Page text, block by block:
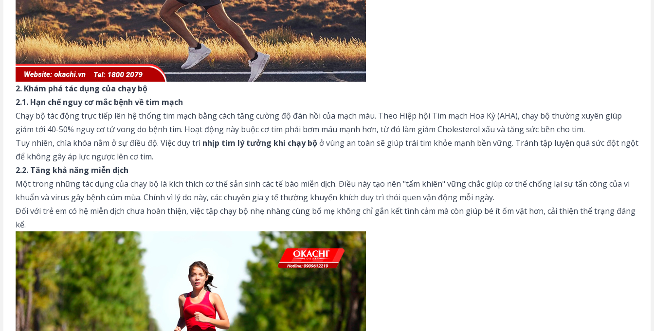
2. Khám phá tác dụng của chạy bộ
2.1. Hạn chế nguy cơ mắc bệnh về tim mạch
Chạy bộ tác động trực tiếp lên hệ thống tim mạch bằng cách tăng cường độ đàn hồi của mạch máu. Theo Hiệp hội Tim mạch Hoa Kỳ (AHA), chạy bộ thường xuyên giúp
giảm tới 40-50% nguy cơ tử vong do bệnh tim. Hoạt động này buộc cơ tim phải bơm máu mạnh hơn, từ đó làm giảm Cholesterol xấu và tăng sức bền cho tim.
Tuy nhiên, chìa khóa nằm ở sự điều độ. Việc duy trì nhịp tim lý tưởng khi chạy bộ ở vùng an toàn sẽ giúp trái tim khỏe mạnh bền vững. Tránh tập luyện quá sức đột ngột
để không gây áp lực ngược lên cơ tim.
2.2. Tăng khả năng miễn dịch
Một trong những tác dụng của chạy bộ là kích thích cơ thể sản sinh các tế bào miễn dịch. Điều này tạo nên "tấm khiên" vững chắc giúp cơ thể chống lại sự tấn công của vi
khuẩn và virus gây bệnh cúm mùa. Chính vì lý do này, các chuyên gia y tế thường khuyến khích duy trì thói quen vận động mỗi ngày.
Đối với trẻ em có hệ miễn dịch chưa hoàn thiện, việc tập chạy bộ nhẹ nhàng cùng bố mẹ không chỉ gắn kết tình cảm mà còn giúp bé ít ốm vặt hơn, cải thiện thể trạng đáng
kể.